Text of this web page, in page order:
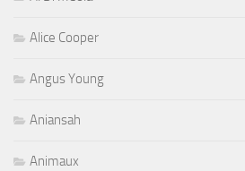
Alice Cooper
Angus Young
Aniansah
Animaux